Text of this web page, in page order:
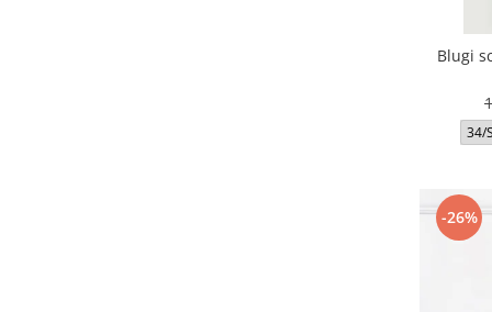
Blugi
34/
-26%